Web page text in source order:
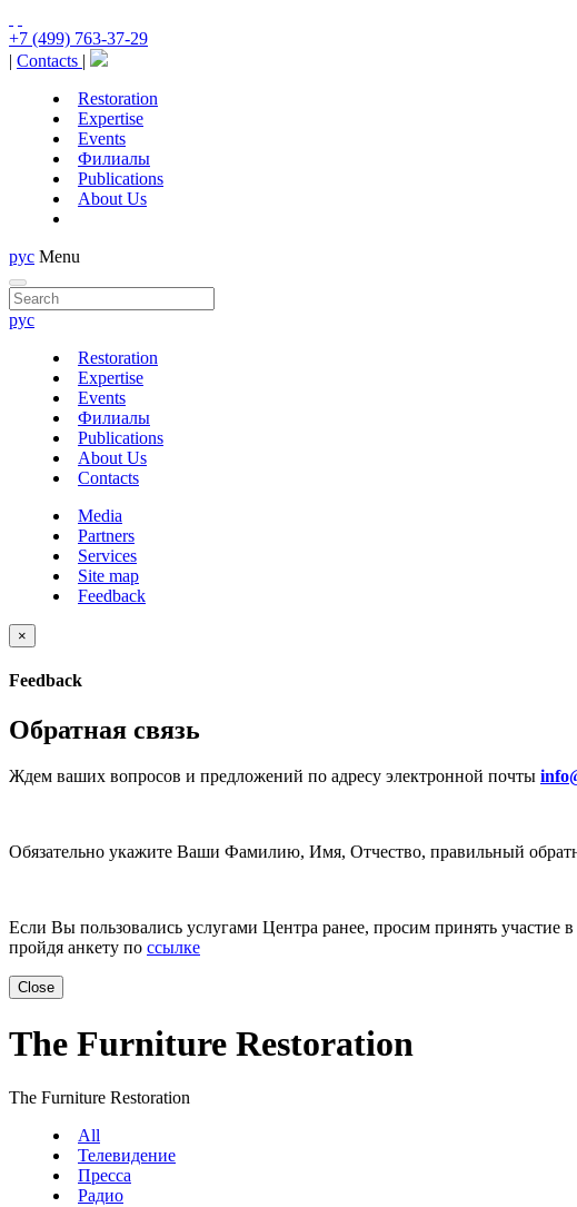
+7 (499) 763-37-29
| Contacts |
Restoration
Expertise
Events
Филиалы
Publications
About Us
рус Menu
рус
Restoration
Expertise
Events
Филиалы
Publications
About Us
Contacts
Media
Partners
Services
Site map
Feedback
×
Feedback
Обратная связь
Ждем ваших вопросов и предложений по адресу электронной почты
Обязательно укажите Ваши Фамилию, Имя, Отчество, правильный
Если Вы пользовались услугами Центра ранее, просим принять участие
пройдя анкету по ссылке
Close
The Furniture Restoration
The Furniture Restoration
All
Телевидение
Пресса
Радио